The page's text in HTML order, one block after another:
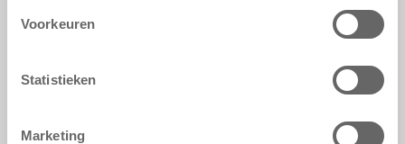
Voorkeuren
Statistieken
Marketing
veiligheid & bestelling